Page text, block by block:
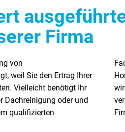
Firma
von
weil Sie den Ertrag Ihrer
Vielleicht benötigt Ihr
Dachreinigung oder und
qualifizierten
unsere
Fachunternehmen blicken
zurück. Unsere
Sie sehr gerne. Die
empfiehlt sich für
Informationen zu
In diesem Beitrag
Fassadenreinigung.